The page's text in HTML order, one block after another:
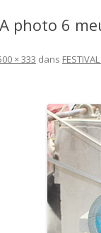
COMMENT
photo 6
× 333 dans